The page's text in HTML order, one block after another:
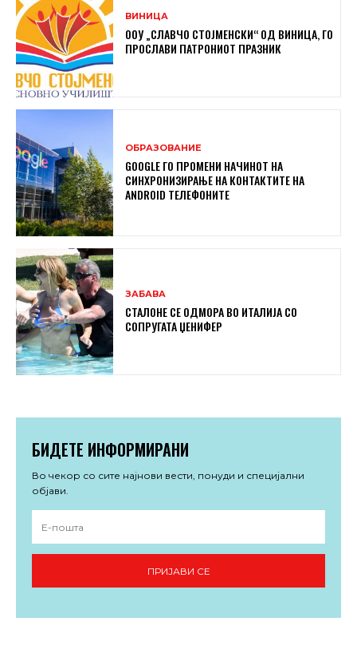
ВИНИЦА
ООУ „СЛАВЧО СТОЈМЕНСКИ“ ОД ВИНИЦА, ГО
ПРОСЛАВИ ПАТРОНИОТ ПРАЗНИК
ОБРАЗОВАНИЕ
GOOGLE ГО ПРОМЕНИ НАЧИНОТ НА
СИНХРОНИЗИРАЊЕ НА КОНТАКТИТЕ НА
ANDROID ТЕЛЕФОНИТЕ
ЗАБАВА
СТАЛОНЕ СЕ ОДМОРА ВО ИТАЛИЈА СО
СОПРУГАТА ЏЕНИФЕР
БИДЕТЕ ИНФОРМИРАНИ
Во чекор со сите најнови вести, понуди и специјални
објави.
ПРИЈАВИ СЕ